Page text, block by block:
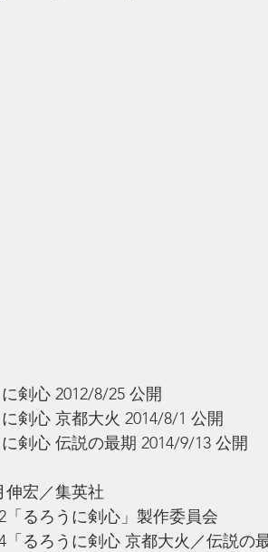
剣心 2012/8/25 公開
剣心 京都大火 2014/8/1 公開
剣心 伝説の最期 2014/9/13 公開
伸宏／集英社
「るろうに剣心」製作委員会
「るろうに剣心 京都大火／伝説の